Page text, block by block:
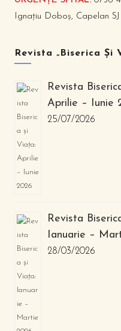
Ignațiu Doboș, Capelan
Revista „Biserica Și
Revista
Aprilie – Iunie
25/07/2026
Revista
Ianuarie –
28/03/2026